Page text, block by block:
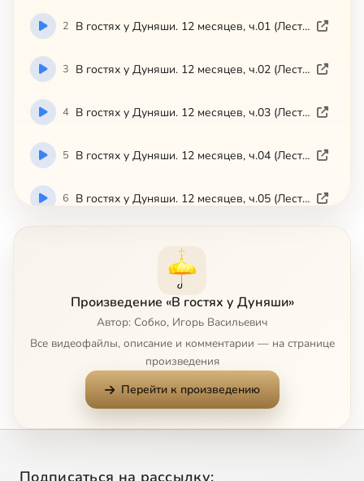
2 В гостях у Дуняши. 12 месяцев, ч.01 (Лествица)
3 В гостях у Дуняши. 12 месяцев, ч.02 (Лествица)
4 В гостях у Дуняши. 12 месяцев, ч.03 (Лествица)
5 В гостях у Дуняши. 12 месяцев, ч.04 (Лествица)
6 В гостях у Дуняши. 12 месяцев, ч.05 (Лествица)
Произведение «В гостях у Дуняши»
Автор: Собко, Игорь Васильевич
Все видеофайлы, описание и комментарии — на странице
произведения
Перейти к произведению